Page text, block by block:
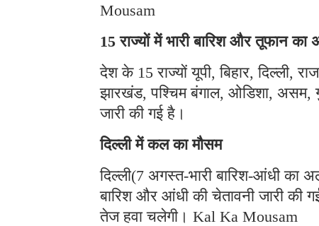
Mousam
15 राज्यों में भारी बारिश और तूफान का
देश के 15 राज्यों यूपी, बिहार, दिल्ली,
झारखंड, पश्चिम बंगाल, ओडिशा, असम,
जारी की गई है।
दिल्ली में कल का मौसम
दिल्ली(7 अगस्त-भारी बारिश-आंधी का
बारिश और आंधी की चेतावनी जारी की
तेज हवा चलेगी। Kal Ka Mousam